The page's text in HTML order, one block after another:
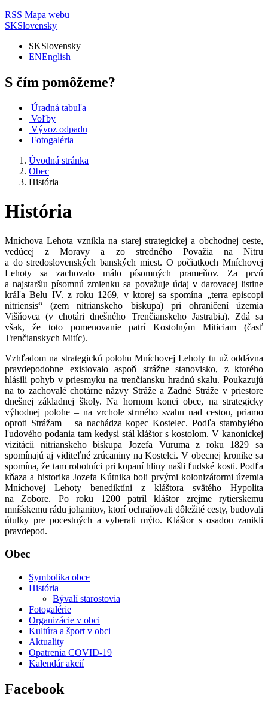
RSS Mapa webu
SKSlovensky
SKSlovensky
ENEnglish
S čím pomôžeme?
Úradná tabuľa
Voľby
Vývoz odpadu
Fotogaléria
Úvodná stránka
Obec
História
História
Mníchova Lehota vznikla na starej strategickej a obchodnej ceste,
vedúcej z Moravy a zo stredného Považia na Nitru
a do stredoslovenských banských miest. O počiatkoch Mníchovej
Lehoty sa zachovalo málo písomných prameňov. Za prvú
a najstaršiu písomnú zmienku sa považuje údaj v darovacej listine
kráľa Belu IV. z roku 1269, v ktorej sa spomína „terra episcopi
nitriensis“ (zem nitrianskeho biskupa) pri ohraničení územia
Višňovca (v chotári dnešného Trenčianskeho Jastrabia). Zdá sa
však, že toto pomenovanie patrí Kostolným Miticiam (časť
Trenčianskych Mitíc).
Vzhľadom na strategickú polohu Mníchovej Lehoty tu už oddávna
pravdepodobne existovalo aspoň strážne stanovisko, z ktorého
hlásili pohyb v priesmyku na trenčiansku hradnú skalu. Poukazujú
na to zachovalé chotárne názvy Stráže a Zadné Stráže v priestore
dnešnej základnej školy. Na hornom konci obce, na strategicky
výhodnej polohe – na vrchole strmého svahu nad cestou, priamo
oproti Strážam – sa nachádza kopec Kostelec. Podľa starobylého
ľudového podania tam kedysi stál kláštor s kostolom. V kanonickej
vizitácii nitrianskeho biskupa Jozefa Vuruma z roku 1829 sa
spomínajú aj viditeľné zrúcaniny na Kostelci. V obecnej kronike sa
spomína, že tam robotníci pri kopaní hliny našli ľudské kosti. Podľa
kňaza a historika Jozefa Kútnika boli prvými kolonizátormi územia
Mníchovej Lehoty benediktíni z kláštora svätého Hypolita
na Zobore. Po roku 1200 patril kláštor zrejme rytierskemu
mníšskemu rádu johanitov, ktorí ochraňovali dôležité cesty, budovali
útulky pre pocestných a vyberali mýto. Kláštor s osadou zanikli
pravdepod.
Obec
Symbolika obce
História
Bývalí starostovia
Fotogalérie
Organizácie v obci
Kultúra a šport v obci
Aktuality
Opatrenia COVID-19
Kalendár akcií
Facebook